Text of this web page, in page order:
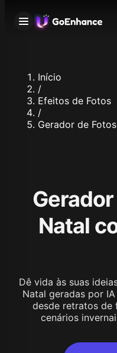
Início
/
Efeitos de Fotos
/
Gerador de
Natal
Dê vida às suas
Natal geradas por
desde retratos de
cenários